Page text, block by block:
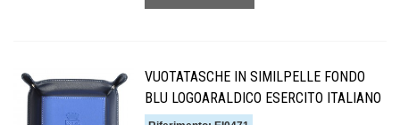
VUOTATASCHE IN SIMILPELLE FONDO
BLU LOGOARALDICO ESERCITO ITALIANO